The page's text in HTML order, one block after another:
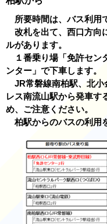
所要時間は、バス利用
改札を出て、西口方向
ルがあります。
１番乗り場「免許セン
ンター」で下車します。
JR常磐線南柏駅、北
レス南流山駅から発車す
め、ご注意ください。
柏駅からのバスの利用